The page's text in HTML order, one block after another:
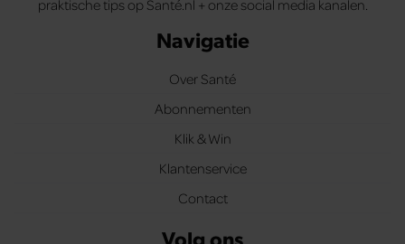
praktische tips op Santé.nl + onze social media kanalen.
Navigatie
Over Santé
Abonnementen
Klik & Win
Klantenservice
Contact
Volg ons